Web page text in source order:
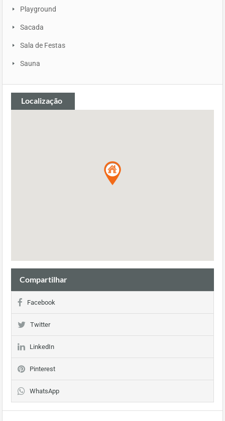
Playground
Sacada
Sala de Festas
Sauna
Localização
Compartilhar
Facebook
Twitter
LinkedIn
Pinterest
WhatsApp